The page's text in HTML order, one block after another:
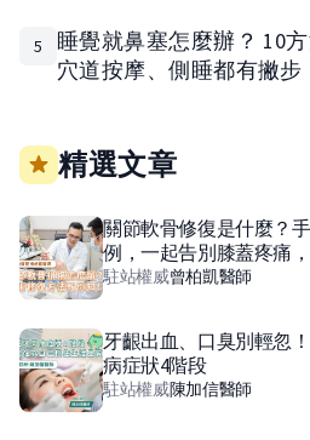
5
睡覺就鼻塞怎麼辦？ 10
穴道按摩、側睡都有撇步
精選文章
關節軟骨修復是什麼？
例，一起告別膝蓋疼痛
駐站權威曾柏凱醫師
牙齦出血、口臭別輕忽
病症狀4階段
駐站權威陳加信醫師